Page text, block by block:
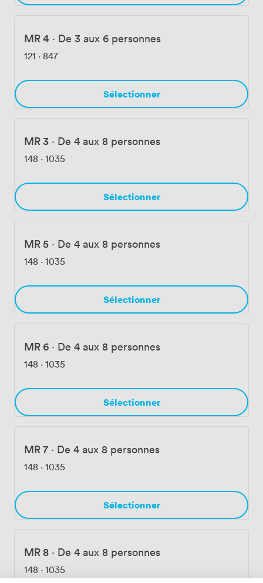
MR 4 · De 3 aux 6 personnes
121 · 847
Sélectionner
MR 3 · De 4 aux 8 personnes
148 · 1035
Sélectionner
MR 5 · De 4 aux 8 personnes
148 · 1035
Sélectionner
MR 6 · De 4 aux 8 personnes
148 · 1035
Sélectionner
MR 7 · De 4 aux 8 personnes
148 · 1035
Sélectionner
MR 8 · De 4 aux 8 personnes
148 · 1035